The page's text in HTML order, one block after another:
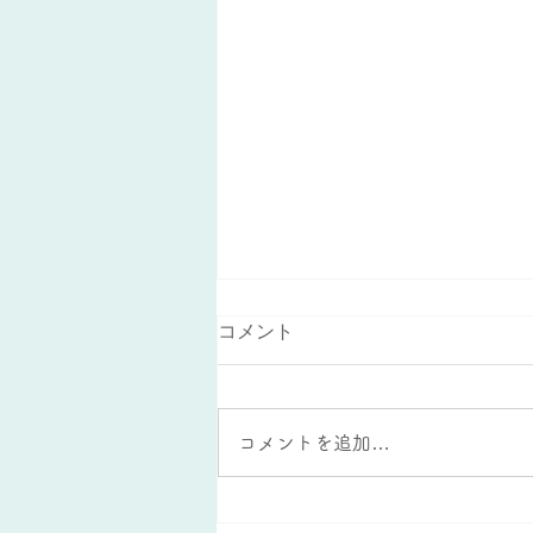
コメント
コメントを追加…